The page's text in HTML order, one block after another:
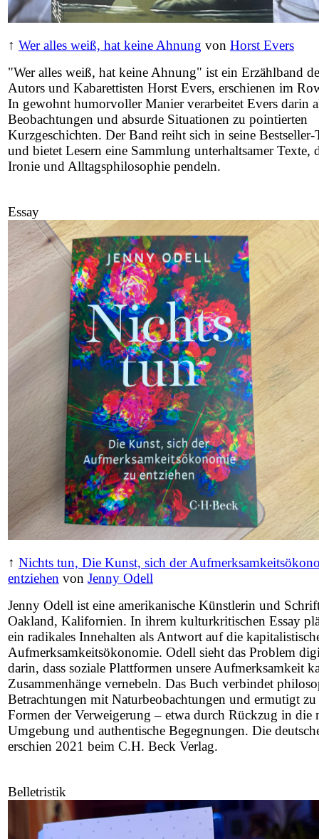
↑ Wer alles weiß, hat keine Ahnung von Horst Evers
"Wer alles weiß, hat keine Ahnung" ist ein Erzählband
Autors und Kabarettisten Horst Evers, erschienen im
In gewohnt humorvoller Manier verarbeitet Evers darin
Beobachtungen und absurde Situationen zu pointierten
Kurzgeschichten. Der Band reiht sich in seine
und bietet Lesern eine Sammlung unterhaltsamer Texte,
Ironie und Alltagsphilosophie pendeln.
Essay
↑ Nichts tun, Die Kunst, sich der
entziehen von Jenny Odell
Jenny Odell ist eine amerikanische Künstlerin und
Oakland, Kalifornien. In ihrem kulturkritischen Essay
ein radikales Innehalten als Antwort auf die
Aufmerksamkeitsökonomie. Odell sieht das Problem
darin, dass soziale Plattformen unsere Aufmerksamkeit
Zusammenhänge vernebeln. Das Buch verbindet
Betrachtungen mit Naturbeobachtungen und ermutigt zu
Formen der Verweigerung – etwa durch Rückzug in die
Umgebung und authentische Begegnungen. Die
erschien 2021 beim C.H. Beck Verlag.
Belletristik